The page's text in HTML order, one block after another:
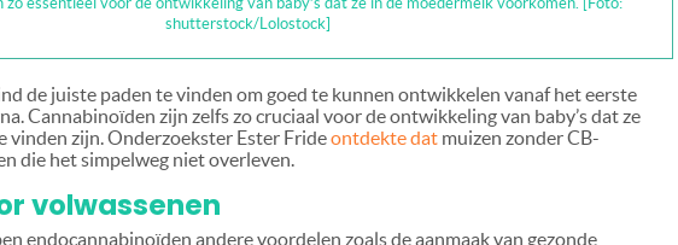
shutterstock/Lolostock]
de juiste paden te vinden om goed te kunnen ontwikkelen vanaf het eerste
Cannabinoïden zijn zelfs zo cruciaal voor de ontwikkeling van baby’s dat ze
vinden zijn. Onderzoekster Ester Frideontdekte dat muizen zonder CB-
die het simpelweg niet overleven.
volwassenen
endocannabinoïden andere voordelen zoals de aanmaak van gezonde